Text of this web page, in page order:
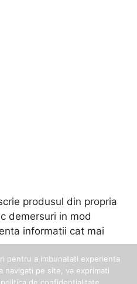
produsul din propria
demersuri in mod
informatii cat mai
pentru a imbunatati experienta
navigati pe site, va exprimati